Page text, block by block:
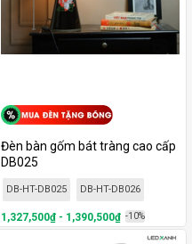
Đèn bàn gốm bát tràng cao cấp
DB025
DB-HT-DB025 DB-HT-DB026
1,327,500₫ - 1,390,500₫ -10%